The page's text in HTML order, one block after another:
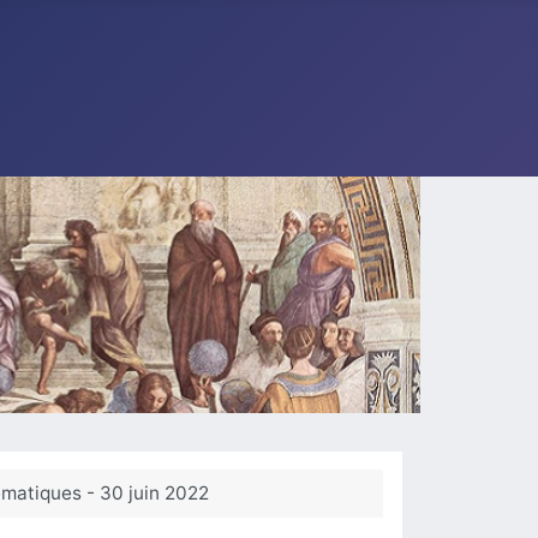
- 30 juin 2022